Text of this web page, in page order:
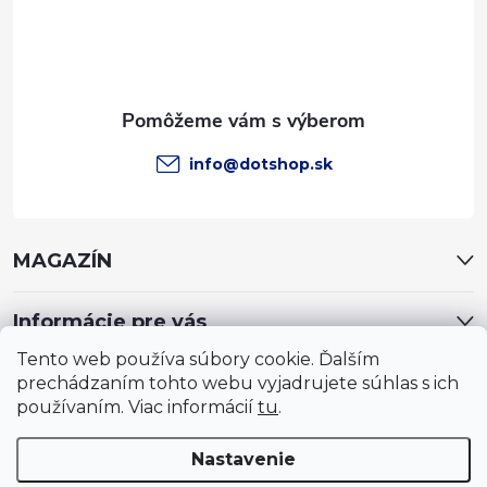
Tento web používa súbory cookie. Ďalším
prechádzaním tohto webu vyjadrujete súhlas s ich
používaním. Viac informácií tu.
Nastavenie
info@dotshop.sk
MAGAZÍN
Informácie pre vás